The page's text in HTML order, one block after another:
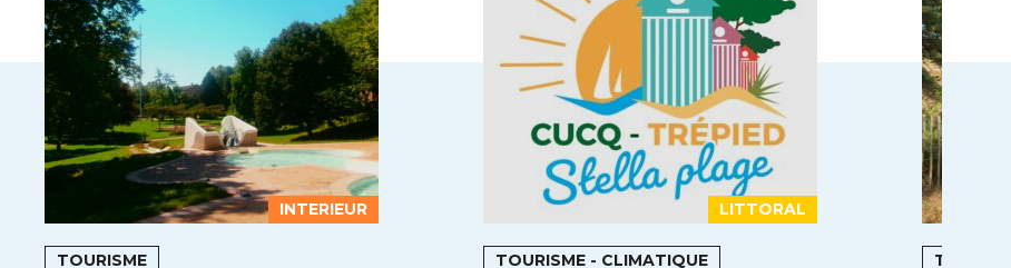
INTERIEUR
TOURISME
LITTORAL
TOURISME - CLIMATIQUE